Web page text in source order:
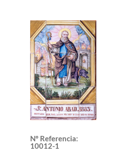
Nº Referencia:
10012-1